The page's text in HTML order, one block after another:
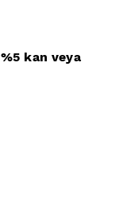
%5 kan veya